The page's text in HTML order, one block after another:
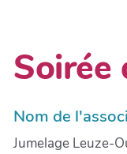
Soirée
Nom de
Jumelage Leuze-